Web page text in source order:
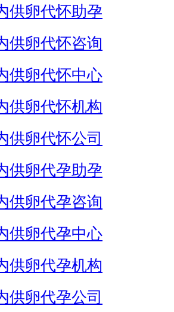
供卵代怀助孕
供卵代怀咨询
供卵代怀中心
供卵代怀机构
供卵代怀公司
供卵代孕助孕
供卵代孕咨询
供卵代孕中心
供卵代孕机构
供卵代孕公司